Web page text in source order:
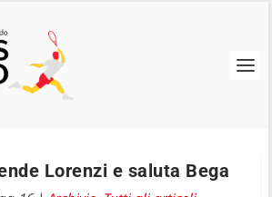
Lorenzi e saluta Bega